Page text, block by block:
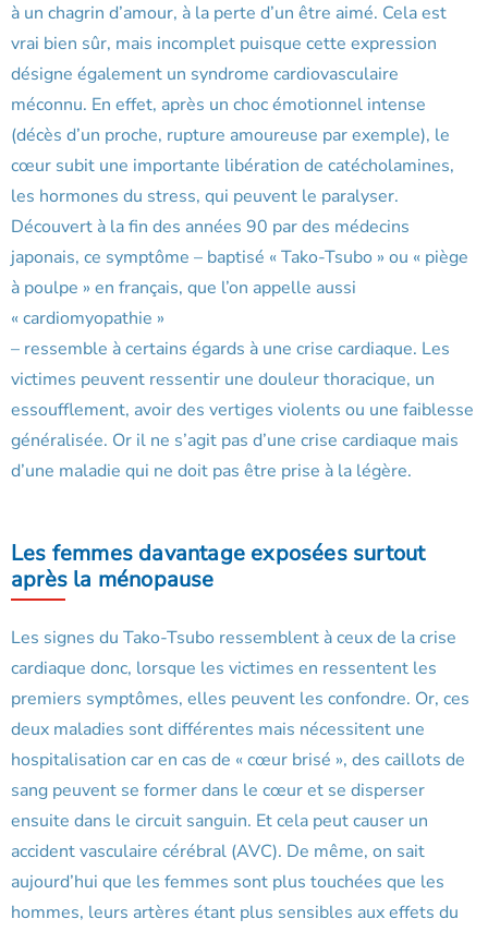
à un chagrin d’amour, à la perte d’un être aimé. Cela est
vrai bien sûr, mais incomplet puisque cette expression
désigne également un syndrome cardiovasculaire
méconnu. En effet, après un choc émotionnel intense
(décès d’un proche, rupture amoureuse par exemple), le
cœur subit une importante libération de catécholamines,
les hormones du stress, qui peuvent le paralyser.
Découvert à la fin des années 90 par des médecins
japonais, ce symptôme – baptisé « Tako-Tsubo » ou « piège
à poulpe » en français, que l’on appelle aussi
« cardiomyopathie »
– ressemble à certains égards à une crise cardiaque. Les
victimes peuvent ressentir une douleur thoracique, un
essoufflement, avoir des vertiges violents ou une faiblesse
généralisée. Or il ne s’agit pas d’une crise cardiaque mais
d’une maladie qui ne doit pas être prise à la légère.
Les femmes davantage exposées surtout
après la ménopause
Les signes du Tako-Tsubo ressemblent à ceux de la crise
cardiaque donc, lorsque les victimes en ressentent les
premiers symptômes, elles peuvent les confondre. Or, ces
deux maladies sont différentes mais nécessitent une
hospitalisation car en cas de « cœur brisé », des caillots de
sang peuvent se former dans le cœur et se disperser
ensuite dans le circuit sanguin. Et cela peut causer un
accident vasculaire cérébral (AVC). De même, on sait
aujourd’hui que les femmes sont plus touchées que les
hommes, leurs artères étant plus sensibles aux effets du